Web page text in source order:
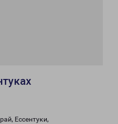
Ессентуки,